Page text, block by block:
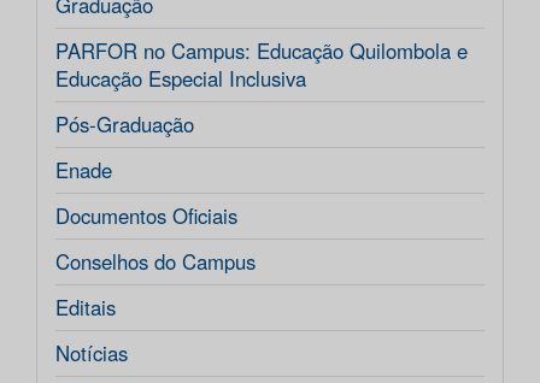
PARFOR no Campus: Educação Quilombola e
Educação Especial Inclusiva
Pós-Graduação
Enade
Documentos Oficiais
Conselhos do Campus
Editais
Notícias